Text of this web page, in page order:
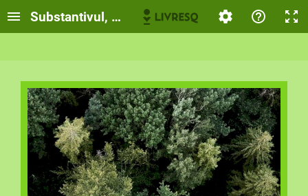
Substantivul, clasa a V-a, Dascălu Andreea